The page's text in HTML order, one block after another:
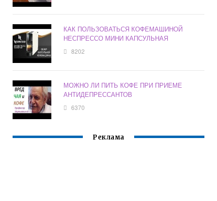
КАК ПОЛЬЗОВАТЬСЯ КОФЕМАШИНОЙ
НЕСПРЕССО МИНИ КАПСУЛЬНАЯ
8202
МОЖНО ЛИ ПИТЬ КОФЕ ПРИ ПРИЕМЕ
АНТИДЕПРЕССАНТОВ
6370
Реклама